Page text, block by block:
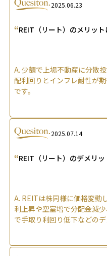
2025.06.23
“REIT（リート）のメリット
A. 少額で上場不動産に分散
配利回りとインフレ耐性が
です。
2025.07.14
“REIT（リート）のデメリ
A. REITは株同様に価格変動
利上昇や空室増で分配金減
で手取り利回り低下などのデ